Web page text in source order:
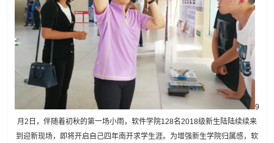
9
月2日，伴随着初秋的第一场小雨，软件学院128名2018级新生陆陆续续来
到迎新现场，即将开启自己四年南开求学生涯。为增强新生学院归属感，软